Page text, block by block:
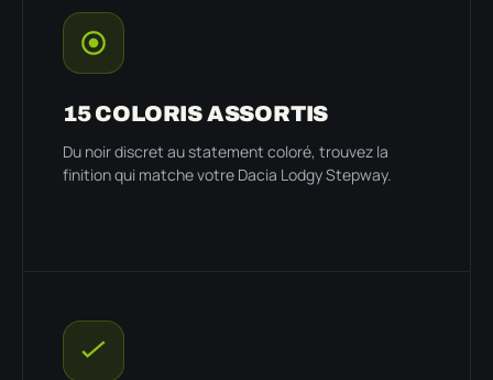
15 COLORIS ASSORTIS
Du noir discret au statement coloré, trouvez la
finition qui matche votre Dacia Lodgy Stepway.